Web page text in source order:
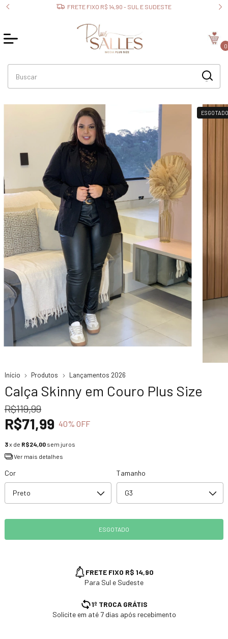
FRETE FIXO R$ 14,90 - SUL E SUDESTE
0
ESGOTADO
Início Produtos Lançamentos 2026
Calça Skinny em Couro Plus Size
R$119,99
R$71,99 40% OFF
3x de R$24,00 sem juros
Ver mais detalhes
Cor Tamanho
FRETE FIXO R$ 14,90
Para Sul e Sudeste
1º TROCA GRÁTIS
Solicite em até 7 dias após recebimento